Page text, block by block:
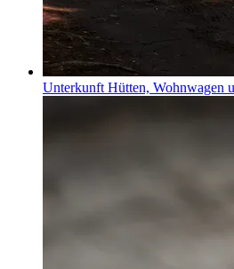
Unterkunft Hütten, Wohnwagen